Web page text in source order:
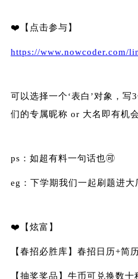
❤️【点击参与】
https://www.nowcoder.com/
可以选择一个‘表白’对象，写
们的专属昵称 or 大名即有机
ps：如超有料一句话也🉑️
eg：下学期我们一起刷题进大
❤️【炫富】
【春招必胜库】春招日历+简
【抽奖奖品】牛币可兑换数十